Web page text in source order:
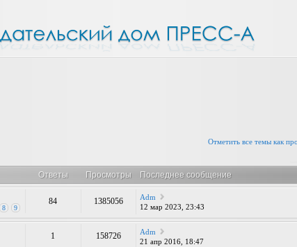
Отметить все темы как
Ответы Просмотры Последнее сообщение
8 9
84 1385056
Adm
12 мар 2023, 23:43
1 158726
Adm
21 апр 2016, 18:47